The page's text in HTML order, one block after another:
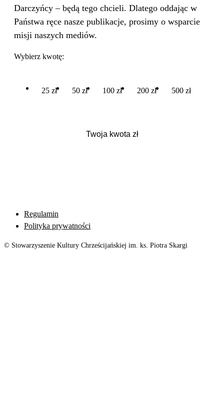
Darczyńcy – będą tego chcieli. Dlatego oddając w
Państwa ręce nasze publikacje, prosimy o wsparcie
misji naszych mediów.
Wybierz kwotę:
25 zł 50 zł 100 zł 200 zł 500 zł
Regulamin
Polityka prywatności
© Stowarzyszenie Kultury Chrześcijańskiej im. ks. Piotra Skargi